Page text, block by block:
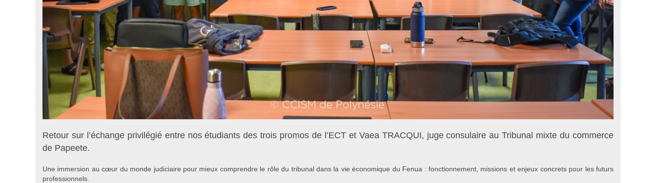
Retour sur l’échange privilégié entre nos étudiants des trois promos de l’ECT et Vaea TRACQUI, juge consulaire au Tribunal mixte du commerce
de Papeete.
Une immersion au cœur du monde judiciaire pour mieux comprendre le rôle du tribunal dans la vie économique du Fenua : fonctionnement, missions et enjeux concrets pour les futurs
professionnels.